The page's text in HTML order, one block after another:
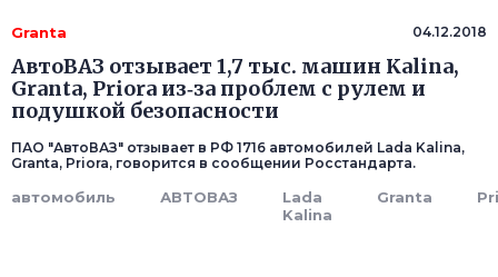
Granta 04.12.2018
АвтоВАЗ отзывает 1,7 тыс. машин Kalina,
Granta, Priora из‑за проблем с рулем и
подушкой безопасности
ПАО "АвтоВАЗ" отзывает в РФ 1716 автомобилей Lada Kalina,
Granta, Priora, говорится в сообщении Росстандарта.
автомобиль АВТОВАЗ
Lada
Kalina
Granta